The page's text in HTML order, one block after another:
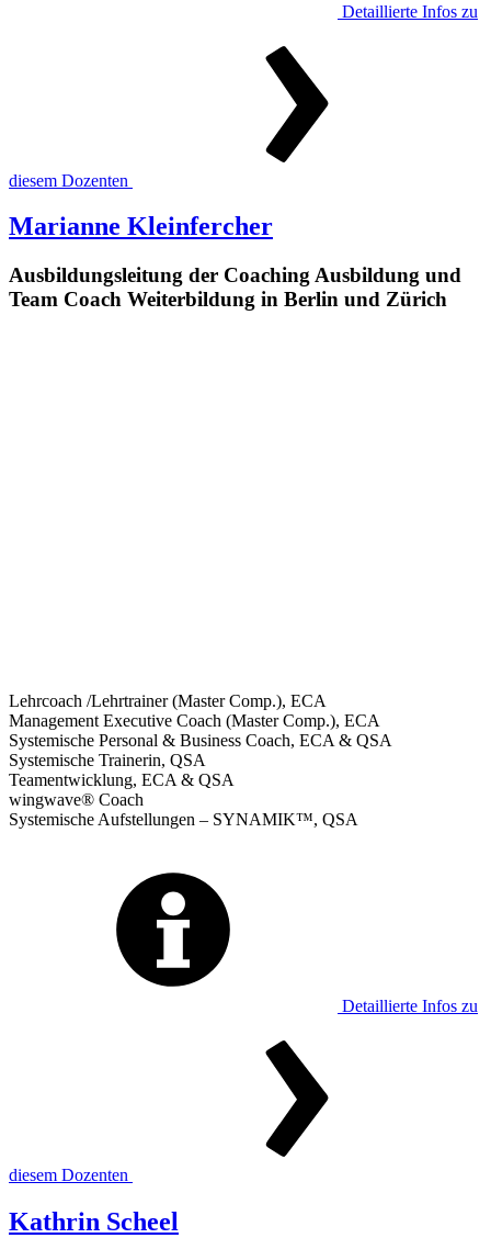
Detaillierte Infos zu
diesem Dozenten
Marianne Kleinfercher
Ausbildungsleitung der Coaching Ausbildung und
Team Coach Weiterbildung in Berlin und Zürich
Lehrcoach /Lehrtrainer (Master Comp.), ECA
Management Executive Coach (Master Comp.), ECA
Systemische Personal & Business Coach, ECA & QSA
Systemische Trainerin, QSA
Teamentwicklung, ECA & QSA
wingwave® Coach
Systemische Aufstellungen – SYNAMIK™, QSA
Detaillierte Infos zu
diesem Dozenten
Kathrin Scheel